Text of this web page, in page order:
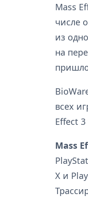
Mass
числе
из
на
всех
Effect
Mass
X и